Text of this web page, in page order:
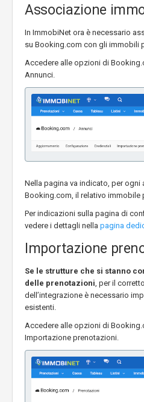
Associazione
In ImmobiNet ora è necessario
su Booking.com con gli immobili
Accedere alle opzioni di
Annunci.
Nella pagina va indicato, per
Booking.com, il relativo immobile
Per indicazioni sulla pagina di
vedere i dettagli nella pagina
Importazione
Se le strutture che si stanno
delle prenotazioni , per il
dell’integrazione è necessario
esistenti.
Accedere alle opzioni di
Importazione prenotazioni.